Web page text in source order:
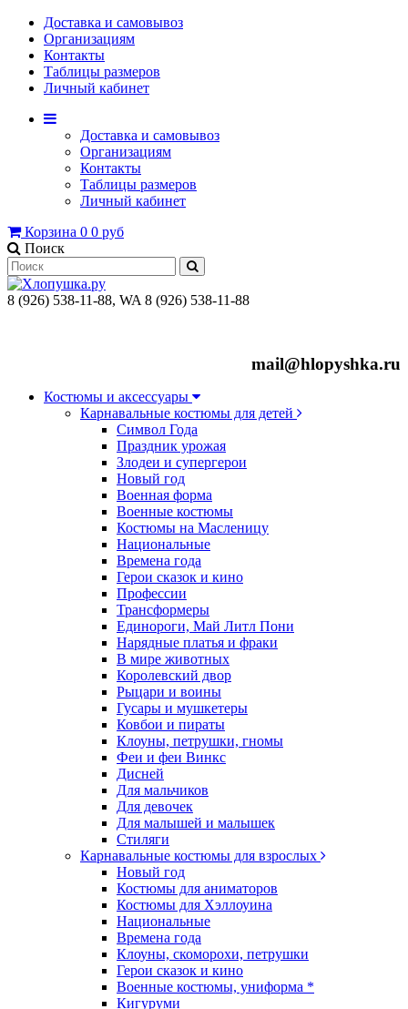
Доставка и самовывоз
Организациям
Контакты
Таблицы размеров
Личный кабинет
Доставка и самовывоз
Организациям
Контакты
Таблицы размеров
Личный кабинет
Корзина 0 0 руб
Поиск
8 (926) 538-11-88, WA 8 (926) 538-11-88
mail@hlopyshka.ru
Костюмы и аксессуары
Карнавальные костюмы для детей
Символ Года
Праздник урожая
Злодеи и супергерои
Новый год
Военная форма
Военные костюмы
Костюмы на Масленицу
Национальные
Времена года
Герои сказок и кино
Профессии
Трансформеры
Единороги, Май Литл Пони
Нарядные платья и фраки
В мире животных
Королевский двор
Рыцари и воины
Гусары и мушкетеры
Ковбои и пираты
Клоуны, петрушки, гномы
Феи и феи Винкс
Дисней
Для мальчиков
Для девочек
Для малышей и малышек
Стиляги
Карнавальные костюмы для взрослых
Новый год
Костюмы для аниматоров
Костюмы для Хэллоуина
Национальные
Времена года
Клоуны, скоморохи, петрушки
Герои сказок и кино
Военные костюмы, униформа *
Кигуруми